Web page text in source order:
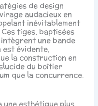
de design
audacieux en
inévitablement
tiges, baptisées
une bande
est évidente,
la construction en
du boîtier
que la concurrence.
une esthétique plus